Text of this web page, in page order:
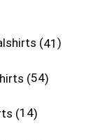
41
54
14